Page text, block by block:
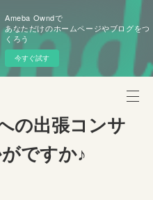
Ameba Owndで
あなただけのホームページやブログをつ
くろう
今すぐ試す
の出張コンサ
ですか♪